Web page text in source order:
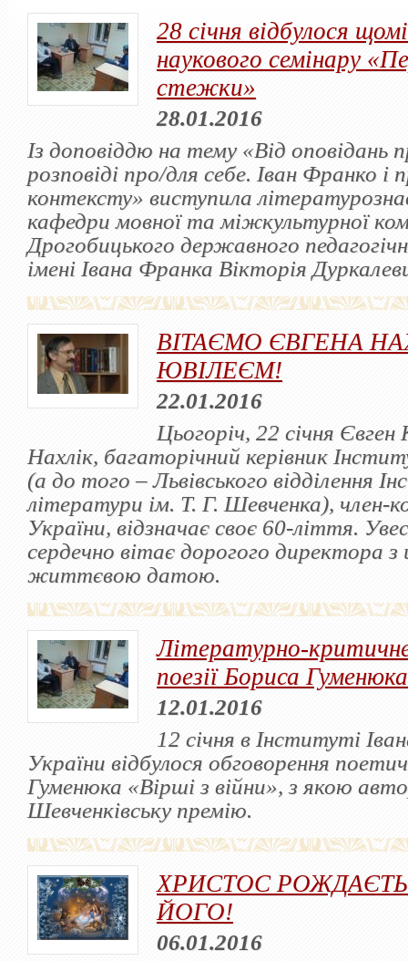
28 січня відбулося
наукового семінару
стежки»
28.01.2016
Із доповіддю на тему «Від оповідань
розповіді про/для себе. Іван Франко і
контексту» виступила
кафедри мовної та міжкультурної
Дрогобицького державного
імені Івана Франка Вікторія
ВІТАЄМО ЄВГЕНА
ЮВІЛЕЄМ!
22.01.2016
Цьогоріч, 22 січня
Нахлік, багаторічний керівник
(а до того – Львівського відділення
літератури ім. Т. Г. Шевченка), член-
України, відзначає своє 60-ліття.
сердечно вітає дорогого директора
життєвою датою.
Літературно-
поезії Бориса Гуменюка
12.01.2016
12 січня в Інституті
України відбулося обговорення
Гуменюка «Вірші з війни», з якою
Шевченківську премію.
ХРИСТОС
ЙОГО!
06.01.2016